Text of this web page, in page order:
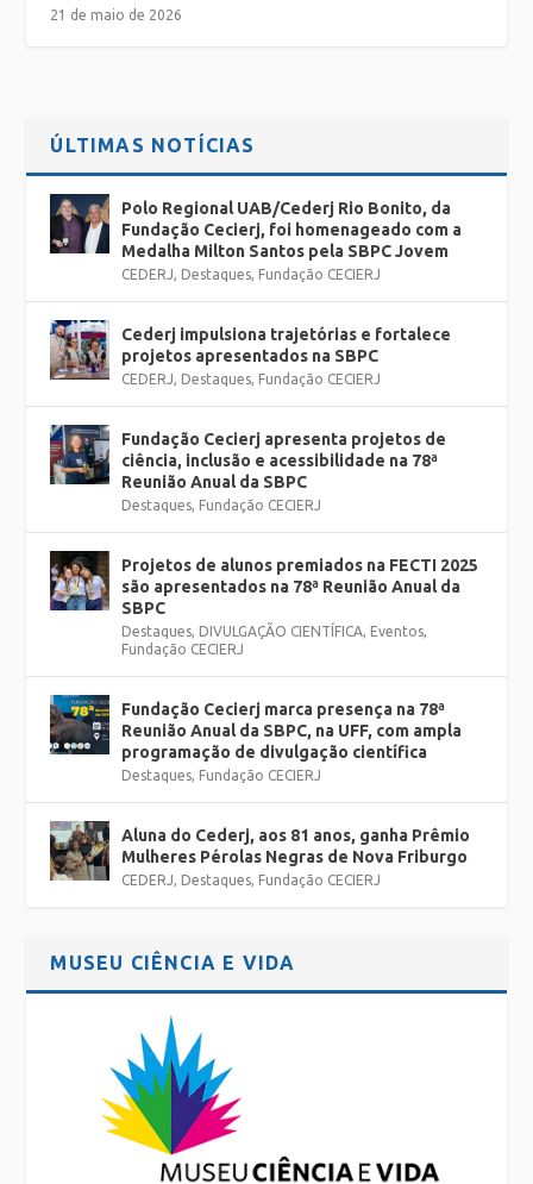
21 de maio de 2026
ÚLTIMAS NOTÍCIAS
Polo Regional UAB/Cederj Rio Bonito, da
Fundação Cecierj, foi homenageado com a
Medalha Milton Santos pela SBPC Jovem
CEDERJ, Destaques, Fundação CECIERJ
Cederj impulsiona trajetórias e fortalece
projetos apresentados na SBPC
CEDERJ, Destaques, Fundação CECIERJ
Fundação Cecierj apresenta projetos de
ciência, inclusão e acessibilidade na 78ª
Reunião Anual da SBPC
Destaques, Fundação CECIERJ
Projetos de alunos premiados na FECTI 2025
são apresentados na 78ª Reunião Anual da
SBPC
Destaques, DIVULGAÇÃO CIENTÍFICA, Eventos,
Fundação CECIERJ
Fundação Cecierj marca presença na 78ª
Reunião Anual da SBPC, na UFF, com ampla
programação de divulgação científica
Destaques, Fundação CECIERJ
Aluna do Cederj, aos 81 anos, ganha Prêmio
Mulheres Pérolas Negras de Nova Friburgo
CEDERJ, Destaques, Fundação CECIERJ
MUSEU CIÊNCIA E VIDA